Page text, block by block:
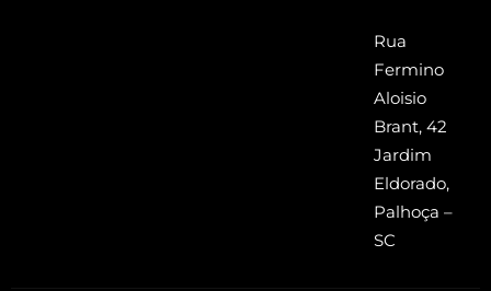
Rua
Fermino
Aloisio
Brant, 42
Jardim
Eldorado,
Palhoça –
SC